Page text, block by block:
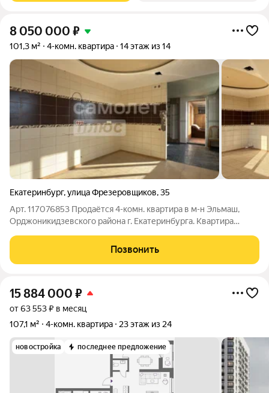
8 050 000 ₽
101,3 м² 4-комн. квартира 14 этаж из 14
Екатеринбург,улица Фрезеровщиков,35
Арт. 117076853 Продаётся 4-комн. квартира в м-н Эльмаш,
Орджоникидзевского района г. Екатеринбурга. Квартира
будет шуметь. Общая площадь 101,3 кв.м (из них: кухня 12 кв.м,
гостиная 16 кв.м,
Позвонить
15 884 000 ₽
от 63 553 ₽ в месяц
107,1 м²
4-комн. квартира 23 этаж из 24
новостройка последнее предложение